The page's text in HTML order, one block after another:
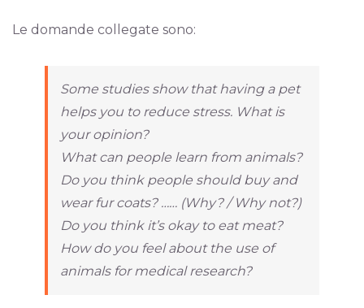
Le domande collegate sono:
Some studies show that having a pet
helps you to reduce stress. What is
your opinion?
What can people learn from animals?
Do you think people should buy and
wear fur coats? …… (Why? / Why not?)
Do you think it’s okay to eat meat?
How do you feel about the use of
animals for medical research?